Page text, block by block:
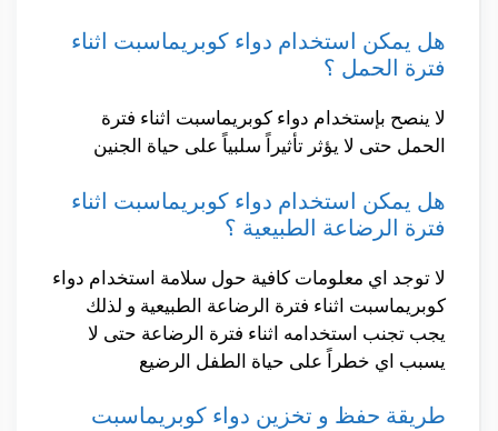
هل يمكن استخدام دواء كوبريماسبت اثناء
فترة الحمل ؟
لا ينصح بإستخدام دواء كوبريماسبت اثناء فترة
الحمل حتى لا يؤثر تأثيراً سلبياً على حياة الجنين
هل يمكن استخدام دواء كوبريماسبت اثناء
فترة الرضاعة الطبيعية ؟
لا توجد اي معلومات كافية حول سلامة استخدام دواء
كوبريماسبت اثناء فترة الرضاعة الطبيعية و لذلك
يجب تجنب استخدامه اثناء فترة الرضاعة حتى لا
يسبب اي خطراً على حياة الطفل الرضيع
طريقة حفظ و تخزين دواء كوبريماسبت